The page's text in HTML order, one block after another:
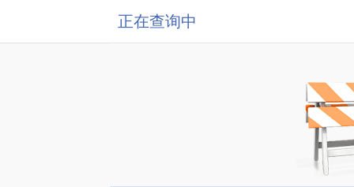
正在查询中